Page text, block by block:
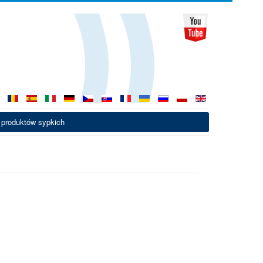
sypkich